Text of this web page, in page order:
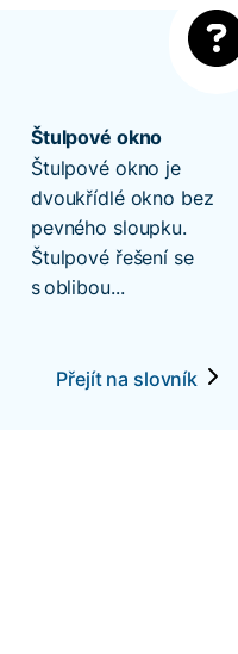
Štulpové okno
Štulpové okno je
dvoukřídlé okno bez
pevného sloupku.
Štulpové řešení se
s oblibou...
Přejít na slovník